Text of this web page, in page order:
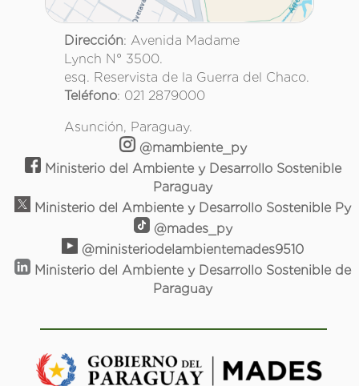
Dirección: Avenida Madame
Lynch N° 3500.
esq. Reservista de la Guerra del Chaco.
Teléfono: 021 2879000
Asunción, Paraguay.
@mambiente_py
Ministerio del Ambiente y Desarrollo Sostenible
Paraguay
Ministerio del Ambiente y Desarrollo Sostenible Py
@mades_py
@ministeriodelambientemades9510
Ministerio del Ambiente y Desarrollo Sostenible de
Paraguay